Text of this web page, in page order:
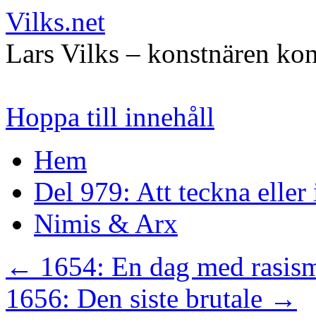
Vilks.net
Lars Vilks – konstnären
Hoppa till innehåll
Hem
Del 979: Att teckna eller
Nimis & Arx
← 1654: En dag med
1656: Den siste brutale →